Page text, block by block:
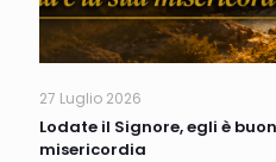
27 Luglio 2026
Lodate il Signore, egli è
misericordia